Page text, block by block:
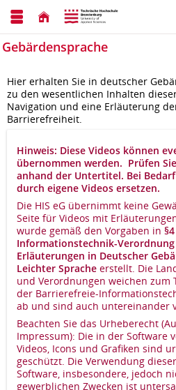
Gebärdensprache
Hier erhalten Sie in deutscher
zu den wesentlichen Inhalten
Navigation und eine Erläuterung
Barrierefreiheit.
Hinweis: Diese Videos können
übernommen werden. Prüfen
anhand der Untertitel. Bei
durch eigene Videos ersetzen.
Die HIS eG übernimmt keine
Seite für Videos mit
wurde gemäß den Vorgaben in
Informationstechnik-Verordnung
Erläuterungen in Deutscher
Leichter Sprache erstellt. Die
und Verordnungen weichen zum
der Barrierefreie-
ab und sind auch untereinander
Beachten Sie das Urheberecht
Impressum): Die in der Software
Videos, Icons und Grafiken sind
geschützt. Die Verwendung
Software, insbesondere, jedoch
gewerblichen Zwecken ist